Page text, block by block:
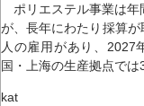
ポリエステル事業は年
が、長年にわたり採算
人の雇用があり、2027
国・上海の生産拠点では
kat